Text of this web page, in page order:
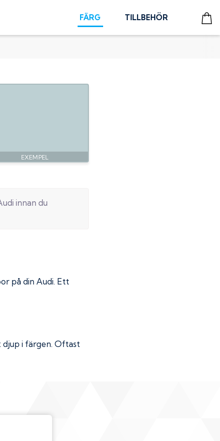
FÄRG TILLBEHÖR
innan du
på din Audi. Ett
i färgen. Oftast